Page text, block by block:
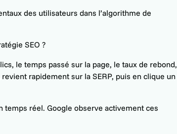
des utilisateurs dans l’algorithme de
SEO ?
le temps passé sur la page, le taux de rebond,
rapidement sur la SERP, puis en clique un
réel. Google observe activement ces